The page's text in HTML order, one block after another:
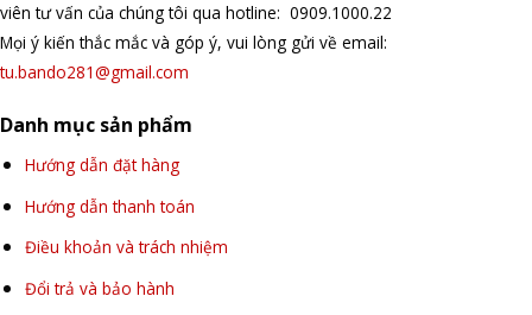
viên tư vấn của chúng tôi qua hotline: 0909.1000.22
Mọi ý kiến thắc mắc và góp ý, vui lòng gửi về email:
tu.bando281@gmail.com
Danh mục sản phẩm
Hướng dẫn đặt hàng
Hướng dẫn thanh toán
Điều khoản và trách nhiệm
Đổi trả và bảo hành